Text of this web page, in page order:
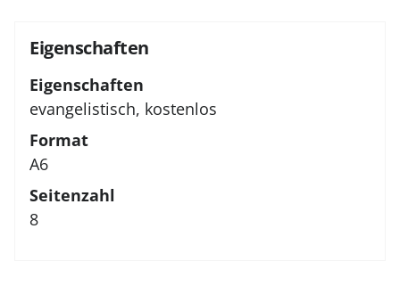
Eigenschaften
Eigenschaften
evangelistisch, kostenlos
Format
A6
Seitenzahl
8